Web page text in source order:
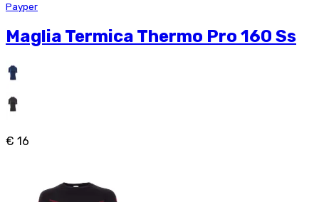
Payper
Maglia Termica Thermo Pro 160 Ss
€ 16